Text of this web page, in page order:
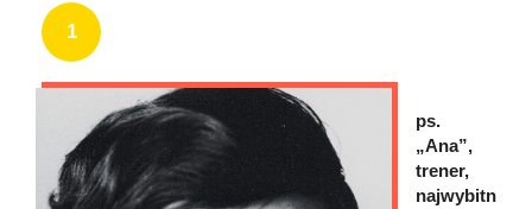
1
ps.
„Ana”,
trener,
najwybitn